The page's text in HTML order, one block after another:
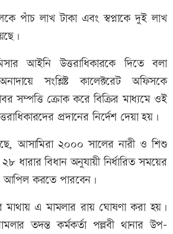
পাঁচ লাখ টাকা এবং স্বপ্নাকে দুই লাখ
আইনি উত্তরাধিকারকে দিতে বলা
সংশ্লিষ্ট কালেক্টরেট অফিসকে
সম্পত্তি ক্রোক করে বিক্রির মাধ্যমে ওই
প্রদানের নির্দেশ দেয়া হয়।
আসামিরা ২০০০ সালের নারী ও শিশু
ধারার বিধান অনুযায়ী নির্ধারিত সময়ের
আপিল করতে পারবেন।
মাথায় এ মামলার রায় ঘোষণা করা হয়।
তদন্ত কর্মকর্তা পল্লবী থানার উপ-